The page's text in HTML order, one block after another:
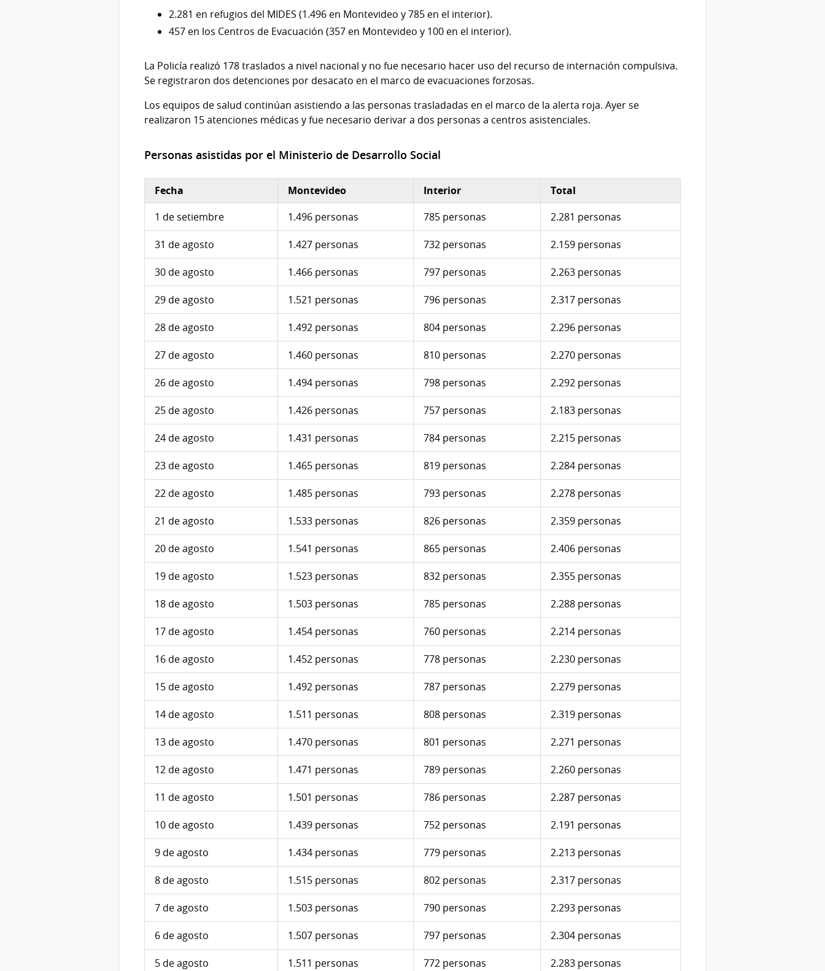
2.281 en refugios del MIDES (1.496 en Montevideo y 785 en el interior).
457 en los Centros de Evacuación (357 en Montevideo y 100 en el interior).
La Policía realizó 178 traslados a nivel nacional y no fue necesario hacer uso del recurso de internación compulsiva.
Se registraron dos detenciones por desacato en el marco de evacuaciones forzosas.
Los equipos de salud continúan asistiendo a las personas trasladadas en el marco de la alerta roja. Ayer se
realizaron 15 atenciones médicas y fue necesario derivar a dos personas a centros asistenciales.
Personas asistidas por el Ministerio de Desarrollo Social
Fecha Montevideo Interior
Total
1 de setiembre
1.496 personas 785 personas 2.281 personas
31 de agosto 1.427 personas 732 personas 2.159 personas
30 de agosto 1.466 personas 797 personas 2.263 personas
29 de agosto 1.521 personas 796 personas 2.317 personas
28 de agosto 1.492 personas 804 personas 2.296 personas
27 de agosto 1.460 personas 810 personas 2.270 personas
26 de agosto 1.494 personas 798 personas 2.292 personas
25 de agosto 1.426 personas 757 personas 2.183 personas
24 de agosto 1.431 personas 784 personas 2.215 personas
23 de agosto 1.465 personas 819 personas 2.284 personas
22 de agosto 1.485 personas 793 personas 2.278 personas
21 de agosto 1.533 personas 826 personas 2.359 personas
20 de agosto 1.541 personas 865 personas 2.406 personas
19 de agosto 1.523 personas 832 personas 2.355 personas
18 de agosto 1.503 personas 785 personas 2.288 personas
17 de agosto 1.454 personas 760 personas 2.214 personas
16 de agosto 1.452 personas 778 personas 2.230 personas
15 de agosto 1.492 personas 787 personas 2.279 personas
14 de agosto 1.511 personas 808 personas 2.319 personas
13 de agosto 1.470 personas 801 personas 2.271 personas
12 de agosto 1.471 personas 789 personas 2.260 personas
11 de agosto 1.501 personas 786 personas 2.287 personas
10 de agosto 1.439 personas 752 personas 2.191 personas
9 de agosto 1.434 personas 779 personas 2.213 personas
8 de agosto 1.515 personas 802 personas 2.317 personas
7 de agosto 1.503 personas 790 personas 2.293 personas
6 de agosto 1.507 personas 797 personas 2.304 personas
5 de agosto 1.511 personas 772 personas 2.283 personas